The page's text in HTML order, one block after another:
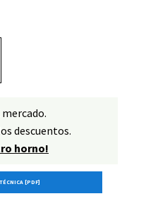
descuentos.
horno!
[PDF]